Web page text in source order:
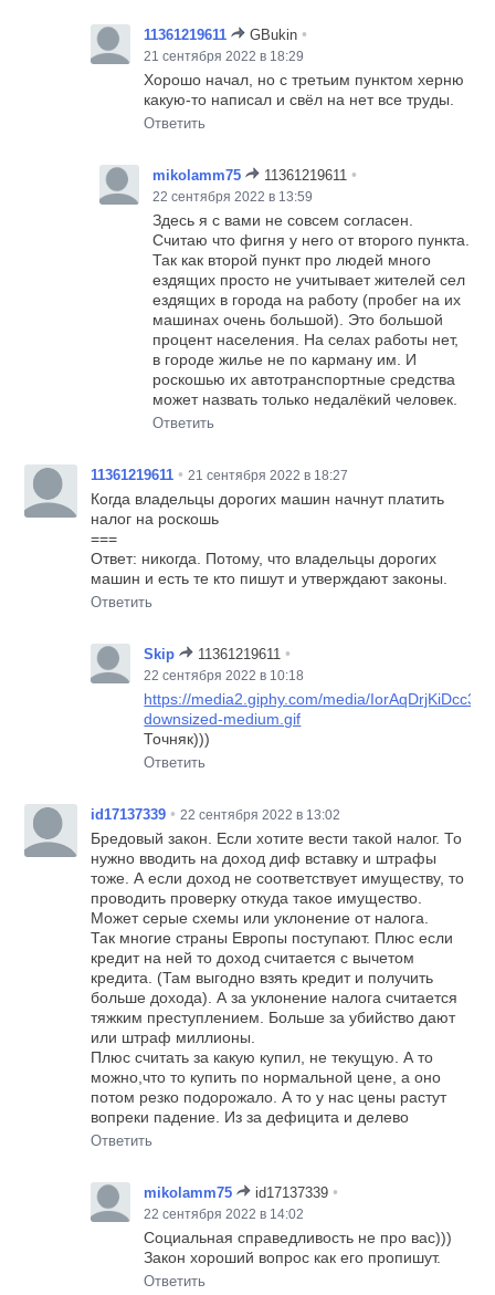
11361219611 GBukin •
21 сентября 2022 в 18:29
Хорошо начал, но с третьим пунктом хeрню
какую-то написал и свёл на нет все труды.
Ответить
mikolamm75 11361219611 •
22 сентября 2022 в 13:59
Здесь я с вами не совсем согласен.
Считаю что фигня у него от второго пункта.
Так как второй пункт про людей много
ездящих просто не учитывает жителей сел
ездящих в города на работу (пробег на их
машинах очень большой). Это большой
процент населения. На селах работы нет,
в городе жилье не по карману им. И
роскошью их автотранспортные средства
может назвать только недалёкий человек.
Ответить
11361219611 • 21 сентября 2022 в 18:27
Когда владельцы дорогих машин начнут платить
налог на роскошь
===
Ответ: никогда. Потому, что владельцы дорогих
машин и есть те кто пишут и утверждают законы.
Ответить
Skip 11361219611 •
22 сентября 2022 в 10:18
https://media2.giphy.com/media/
downsized-medium.gif
Точняк)))
Ответить
id17137339 • 22 сентября 2022 в 13:02
Бредовый закон. Если хотите вести такой налог. То
нужно вводить на доход диф вставку и штрафы
тоже. А если доход не соответствует имуществу, то
проводить проверку откуда такое имущество.
Может серые схемы или уклонение от налога.
Так многие страны Европы поступают. Плюс если
кредит на ней то доход считается с вычетом
кредита. (Там выгодно взять кредит и получить
больше дохода). А за уклонение налога считается
тяжким преступлением. Больше за убийство дают
или штраф миллионы.
Плюс считать за какую купил, не текущую. А то
можно,что то купить по нормальной цене, а оно
потом резко подорожало. А то у нас цены растут
вопреки падение. Из за дефицита и делево
Ответить
mikolamm75 id17137339 •
22 сентября 2022 в 14:02
Социальная справедливость не про вас)))
Закон хороший вопрос как его пропишут.
Ответить